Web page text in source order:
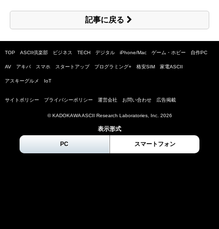
記事に戻る
TOP ASCII倶楽部 ビジネス TECH デジタル iPhone/Mac ゲーム・ホビー 自作PC
AV アキバ スマホ スタートアップ プログラミング+ 格安SIM 家電ASCII
アスキーグルメ IoT
サイトポリシー プライバシーポリシー 運営会社 お問い合わせ 広告掲載
© KADOKAWA ASCII Research Laboratories, Inc. 2026
表示形式
PC スマートフォン